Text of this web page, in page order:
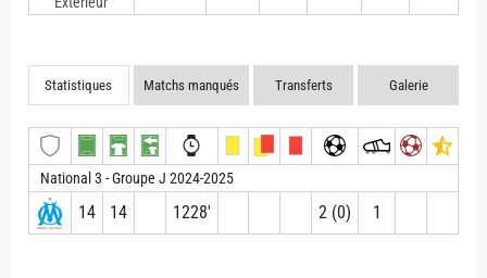
Statistiques Matchs manqués Transferts Galerie
National 3 - Groupe J 2024-2025
14 14 1228′ 2 (0) 1